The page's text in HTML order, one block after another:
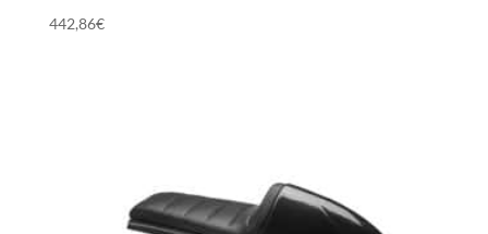
442,86€